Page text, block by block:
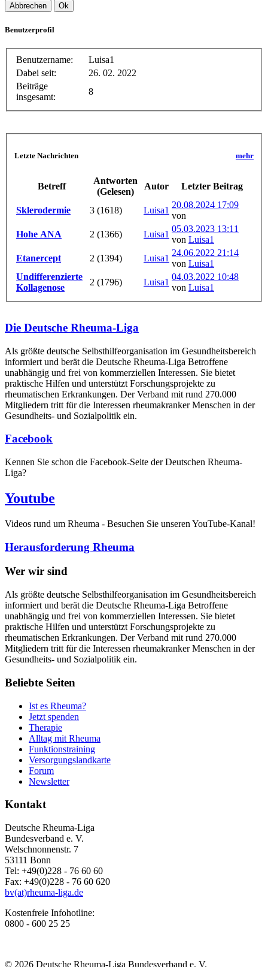
Abbrechen Ok
Benutzerprofil
Benutzername:
Luisa1
Dabei seit:
26. 02. 2022
Beiträge
insgesamt:
8
Letzte Nachrichten mehr
Betreff
Antworten
(Gelesen)
Autor Letzter Beitrag
Sklerodermie 3 (1618) Luisa1
20.08.2024 17:09
von
Hohe ANA
2 (1366) Luisa1
05.03.2023 13:11
von Luisa1
Etanercept
2 (1394) Luisa1
24.06.2022 21:14
von Luisa1
Undifferenzierte
Kollagenose
2 (1796) Luisa1
04.03.2022 10:48
von Luisa1
Die Deutsche Rheuma-Liga
Als größte deutsche Selbsthilfe­organisation im Gesundheitsbereich
informiert und berät die Deutsche Rheuma-Liga Betroffene
unabhängig und frei von kommerziellen Interessen. Sie bietet
praktische Hilfen und unterstützt Forschungsprojekte zu
rheumatischen Erkrankungen. Der Verband mit rund 270.000
Mitgliedern tritt für die Interessen rheumakranker Menschen in der
Gesundheits- und Sozialpolitik ein.
Facebook
Kennen Sie schon die Facebook-Seite der Deutschen Rheuma-
Liga?
Youtube
Videos rund um Rheuma - Besuchen Sie unseren YouTube-Kanal!
Herausforderung Rheuma
Wer wir sind
Als größte deutsche Selbsthilfeorganisation im Gesundheitsbereich
informiert und berät die Deutsche Rheuma-Liga Betroffene
unabhängig und frei von kommerziellen Interessen. Sie bietet
praktische Hilfen und unterstützt Forschungsprojekte zu
rheumatischen Erkrankungen. Der Verband mit rund 270.000
Mitgliedern tritt für die Interessen rheumakranker Menschen in der
Gesundheits- und Sozialpolitik ein.
Beliebte Seiten
Ist es Rheuma?
Jetzt spenden
Therapie
Alltag mit Rheuma
Funktionstraining
Versorgungslandkarte
Forum
Newsletter
Kontakt
Deutsche Rheuma-Liga
Bundesverband e. V.
Welschnonnenstr. 7
53111 Bonn
Tel: +49(0)228 - 76 60 60
Fax: +49(0)228 - 76 60 620
bv(at)rheuma-liga.de
Kostenfreie Infohotline:
0800 - 600 25 25
© 2026 Deutsche Rheuma-Liga Bundesverband e. V.